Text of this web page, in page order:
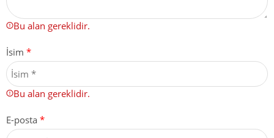
Bu alan gereklidir.
İsim *
Bu alan gereklidir.
E-posta *